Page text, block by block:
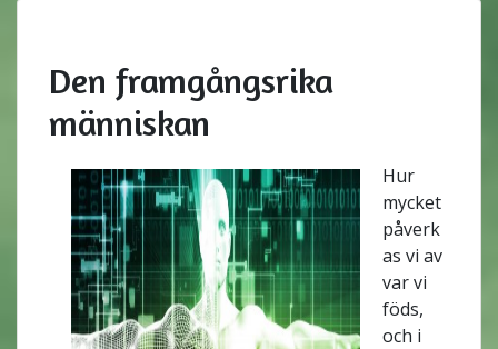
Den framgångsrika
människan
Hur
mycket
påverk
as vi av
var vi
föds,
och i